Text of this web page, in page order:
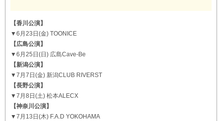
【香川公演】
▼6月23日(金) TOONICE
【広島公演】
▼6月25日(日) 広島Cave-Be
【新潟公演】
▼7月7日(金) 新潟CLUB RIVERST
【長野公演】
▼7月8日(土) 松本ALECX
【神奈川公演】
▼7月13日(木) F.A.D YOKOHAMA